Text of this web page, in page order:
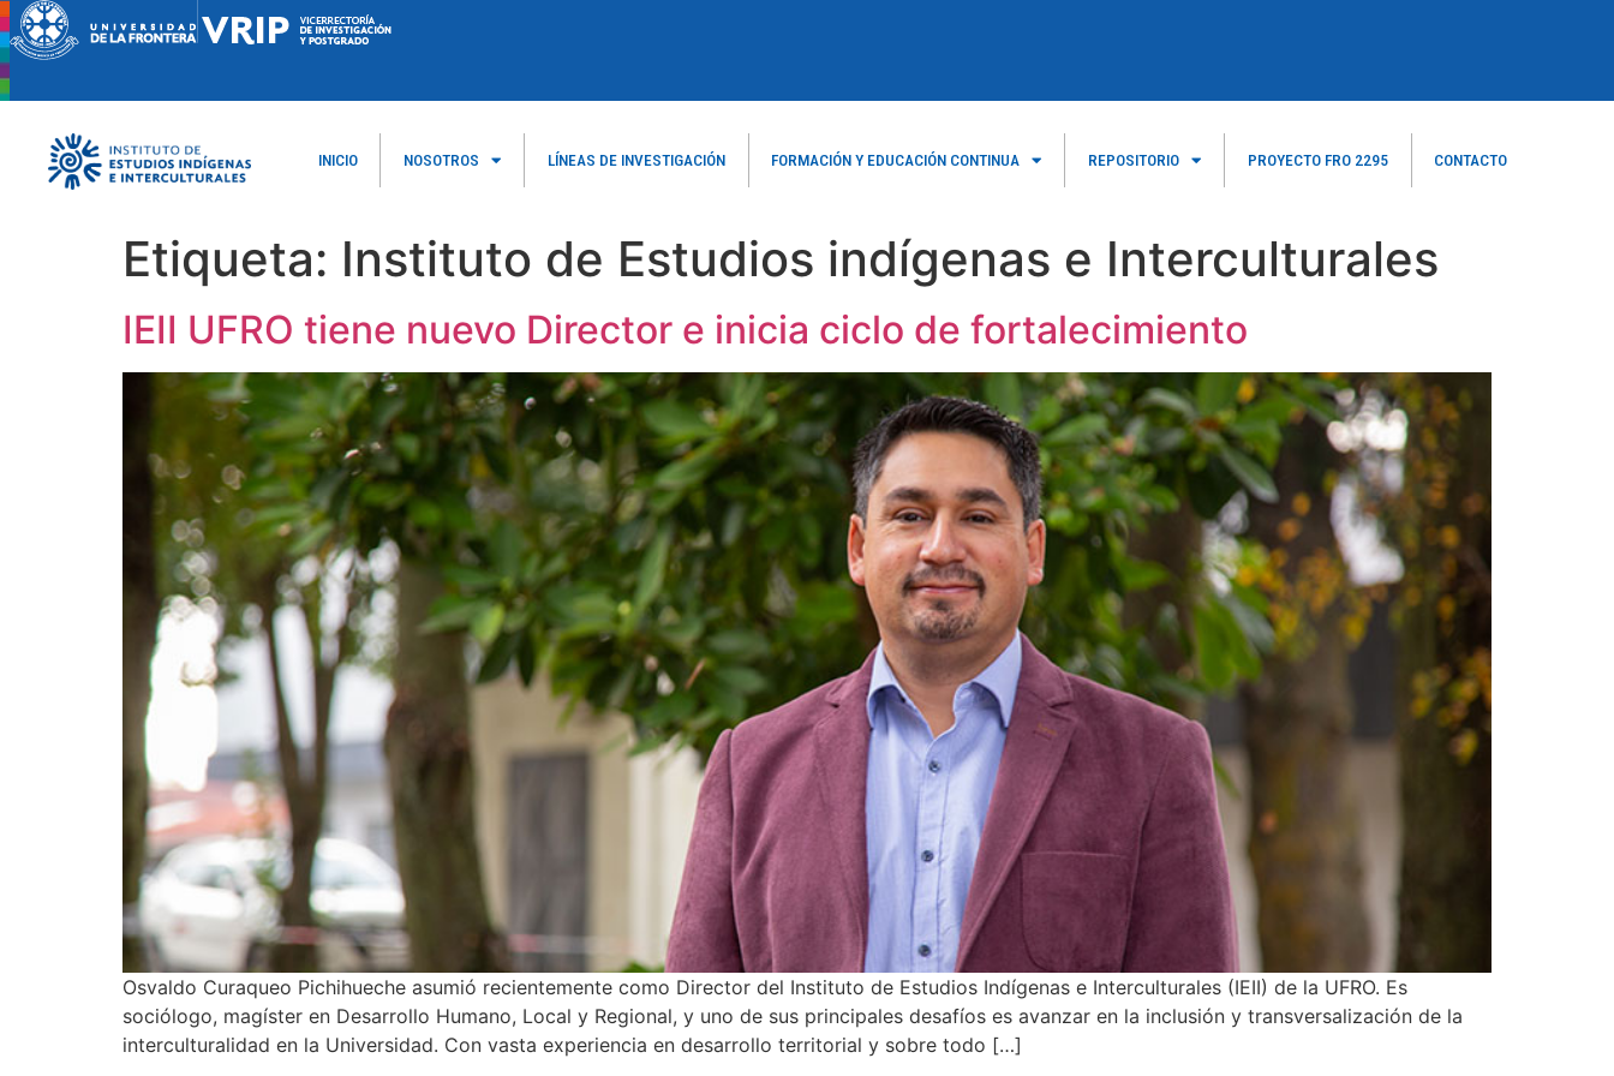
INICIO NOSOTROS LÍNEAS DE INVESTIGACIÓN FORMACIÓN Y EDUCACIÓN CONTINUA REPOSITORIO PROYECTO FRO 2295 CONTACTO
Etiqueta: Instituto de Estudios indígenas e Interculturales
IEII UFRO tiene nuevo Director e inicia ciclo de fortalecimiento
Osvaldo Curaqueo Pichihueche asumió recientemente como Director del Instituto de Estudios Indígenas e Interculturales (IEII) de la UFRO. Es
sociólogo, magíster en Desarrollo Humano, Local y Regional, y uno de sus principales desafíos es avanzar en la inclusión y transversalización de la
interculturalidad en la Universidad. Con vasta experiencia en desarrollo territorial y sobre todo […]